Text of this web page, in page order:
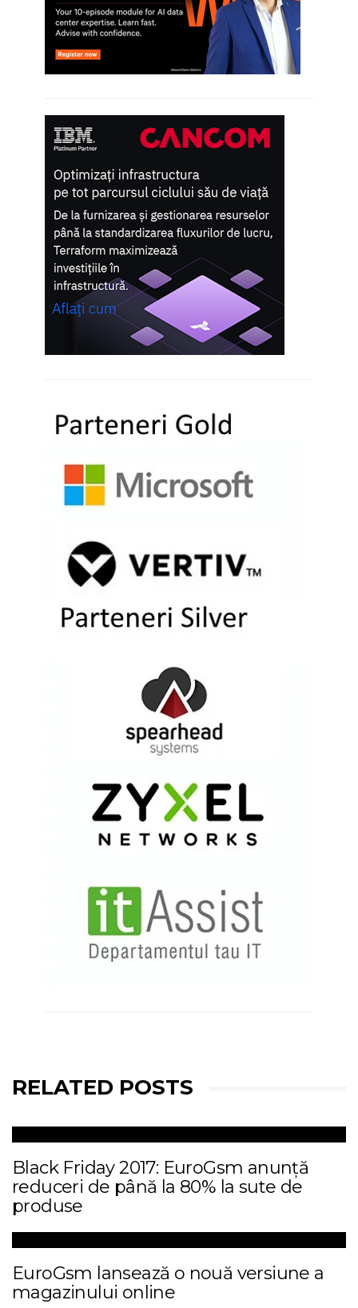
RELATED POSTS
Black Friday 2017: EuroGsm anunță
reduceri de până la 80% la sute de
produse
EuroGsm lansează o nouă versiune a
magazinului online